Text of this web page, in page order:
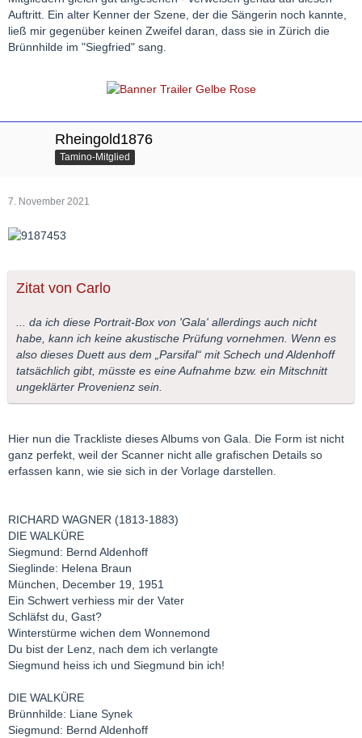
Auftritt. Ein alter Kenner der Szene, der die Sängerin noch kannte,
ließ mir gegenüber keinen Zweifel daran, dass sie in Zürich die
Brünnhilde im "Siegfried" sang.
Rheingold1876
Tamino-Mitglied
7. November 2021
Zitat von Carlo
... da ich diese Portrait-Box von 'Gala' allerdings auch nicht
habe, kann ich keine akustische Prüfung vornehmen. Wenn es
also dieses Duett aus dem „Parsifal“ mit Schech und Aldenhoff
tatsächlich gibt, müsste es eine Aufnahme bzw. ein Mitschnitt
ungeklärter Provenienz sein.
Hier nun die Trackliste dieses Albums von Gala. Die Form ist nicht
ganz perfekt, weil der Scanner nicht alle grafischen Details so
erfassen kann, wie sie sich in der Vorlage darstellen.
RICHARD WAGNER (1813-1883)
DIE WALKÜRE
Siegmund: Bernd Aldenhoff
Sieglinde: Helena Braun
München, December 19, 1951
Ein Schwert verhiess mir der Vater
Schläfst du, Gast?
Winterstürme wichen dem Wonnemond
Du bist der Lenz, nach dem ich verlangte
Siegmund heiss ich und Siegmund bin ich!
DIE WALKÜRE
Brünnhilde: Liane Synek
Siegmund: Bernd Aldenhoff